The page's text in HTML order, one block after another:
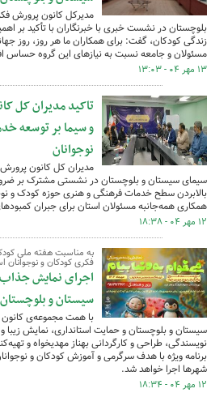
مدیرکل کانون پرورش
بلوچستان در نشست خبری با خبرنگاران با تأکید بر
زندگی کودکان، گفت: برای همکاران ما هر روز، روز
مسئولان و جامعه نسبت به نیازهای این گروه حساس
۱۳ مهر ۰۴ - ۱۳:۰۳
تاکید مدیران کل
و سیما بر توسعه
نوجوانان
مدیران کل کانون
سیمای سیستان و بلوچستان در نشستی مشترک بر
بالابردن سطح خدمات فرهنگی و هنری حوزه کودک و
همکاری همه‌جانبه مسئولان استان برای جبران
۱۲ مهر ۰۴ - ۱۸:۳۸
به مناسبت هفته ملی
فکری کودکان و نوجوانان
اجرای نمایش جذاب
سیستان و بلوچستان
با همت مجموعه‌ی کانون
سیستان و بلوچستان و حمایت استانداری، نمایش زیبا
نویسندگی، طراحی و کارگردانی بهناز مهدیخواه و
برنامه ویژه با هدف سرگرمی و آموزش کودکان و
شهرها اجرا خواهد شد.
۱۲ مهر ۰۴ - ۱۸:۳۴